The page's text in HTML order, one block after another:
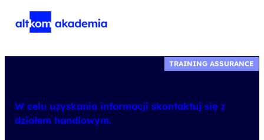
TRAINING ASSURANCE
W celu uzyskania informacji skontaktuj się z
działem handlowym.